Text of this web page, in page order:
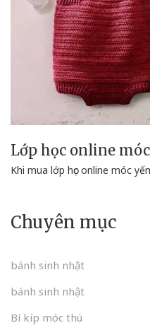
Lớp học online
Khi mua lớp học online móc
Chuyên mục
bánh sinh nhật
bánh sinh nhật
Bí kíp móc thú